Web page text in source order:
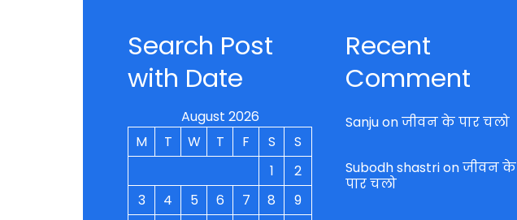
Search Post
with Date
August 2026
M
T W T F S
S
1
2
3
4 5 6 7 8 9
Recent
Comment
Sanjuonजीवन के पार चलो
Subodh shastrionजीवन के
पार चलो